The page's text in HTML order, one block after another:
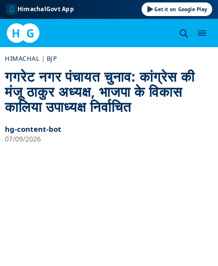
HimachalGovt App Get it on Google Play
H G
content
HIMACHAL | BJP
गगरेट नगर पंचायत चुनाव: कांग्रेस की
मंजू ठाकुर अध्यक्ष, भाजपा के विकास
कालिया उपाध्यक्ष निर्वाचित
hg-content-bot
07/09/2026